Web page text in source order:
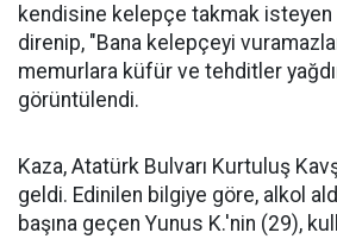
kendisine kelepçe takmak isteyen
direnip, "Bana kelepçeyi
memurlara küfür ve tehditler
görüntülendi.
Kaza, Atatürk Bulvarı Kurtuluş
geldi. Edinilen bilgiye göre, alkol
başına geçen Yunus K.'nin (29),